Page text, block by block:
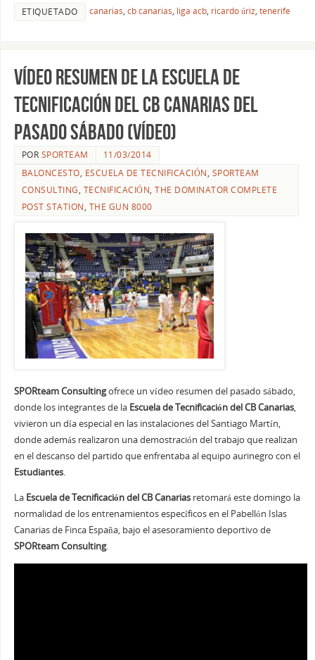
ETIQUETADO canarias, cb canarias, liga acb, ricardo úriz, tenerife
Vídeo resumen de la Escuela de
Tecnificación del CB Canarias del
pasado sábado (vídeo)
POR SPORTEAM
11/03/2014
BALONCESTO, ESCUELA DE TECNIFICACIÓN, SPORTEAM
CONSULTING, TECNIFICACIÓN,THE DOMINATOR COMPLETE
POST STATION, THE GUN 8000
SPORteam Consultingofrece un vídeo resumen del pasado sábado,
donde los integrantes de la Escuela de Tecnificación del CB Canarias,
vivieron un día especial en las instalaciones del Santiago Martín,
donde además realizaron una demostración del trabajo que realizan
en el descanso del partido que enfrentaba al equipo aurinegro con el
Estudiantes.
La Escuela de Tecnificación del CB Canariasretomará este domingo la
normalidad de los entrenamientos específicos en el Pabellón Islas
Canarias de Finca España, bajo el asesoramiento deportivo de
SPORteam Consulting.